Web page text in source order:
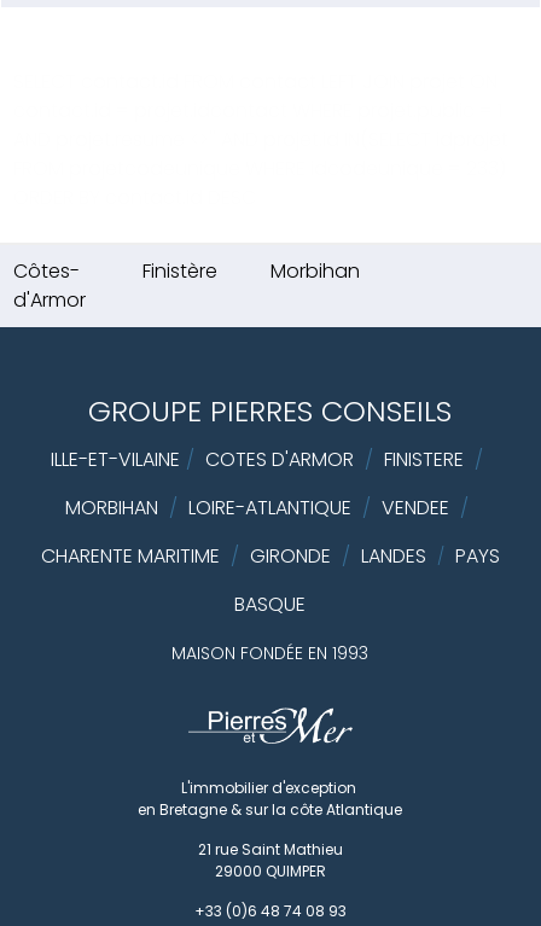
Côtes-
d'Armor
Finistère Morbihan
GROUPE PIERRES CONSEILS
ILLE-ET-VILAINE / COTES D'ARMOR / FINISTERE /
MORBIHAN / LOIRE-ATLANTIQUE / VENDEE /
CHARENTE MARITIME / GIRONDE / LANDES / PAYS
BASQUE
MAISON FONDÉE EN 1993
L'immobilier d'exception
en Bretagne & sur la côte Atlantique
21 rue Saint Mathieu
29000 QUIMPER
+33 (0)6 48 74 08 93